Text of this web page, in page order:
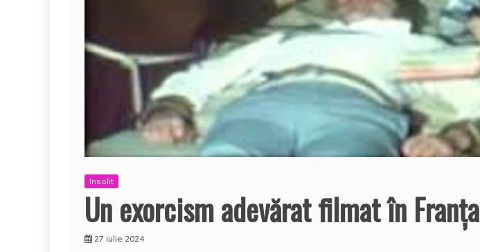
Insolit
Un exorcism adevărat filmat în Franţa
27 iulie 2024